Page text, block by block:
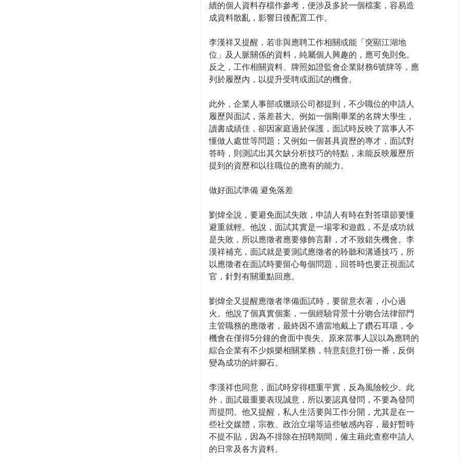
續的個人資料存檔作參考，便涉及多於一個檔案，容易造
成資料散亂，影響日後配置工作。
李漢祥又提醒，若非與應聘工作相關或能「突顯江湖地
位」及人脈關係的資料，純屬個人興趣的，應可免則免。
反之，工作相關資料、牌照如證監會企業財務6號牌等，應
列於履歷內，以提升受聘或面試的機會。
此外，企業人事部或獵頭公司都提到，不少職位的申請人
履歷與面試，落差甚大。例如一個剛畢業的名牌大學生，
讀書成績佳，卻因家庭過於保護，面試時反映了當事人不
懂做人處世等問題；又例如一個甚具資歷的專才，面試對
答時，則測試出其欠缺分析技巧的特點，未能反映履歷所
提到的資歷和以往職位的應有的能力。
做好面試準備 避免落差
劉煒全說，要避免面試失敗，申請人有時在對答環節要懂
避重就輕。他說，面試其實是一場零和遊戲，不是成功就
是失敗，所以應徵者應要修飾言辭，才不致錯失機會。李
漢祥補充，面試就是要測試應徵者的聆聽和溝通技巧，所
以應徵者在面試時要留心每個問題，回答時也要正視面試
官，針對有關重點回應。
劉煒全又提醒應徵者準備面試時，要留意衣著，小心過
火。他說了個真實個案，一個經驗背景十分吻合法律部門
主管職務的應徵者，最終因不適當地戴上了鑽石耳環，令
機會在僅得5分鐘的會面中喪失。原來當事人誤以為應聘的
綜合企業有不少娛樂相關業務，特意刻意打份一番，反倒
變為成功的絆腳石。
李漢祥也同意，面試時穿得穩重平實，反為風險較少。此
外，面試最重要表現誠意，所以要認真發問，不要為發問
而提問。他又提醒，私人生活要與工作分開，尤其是在一
些社交媒體，宗教、政治立場等這些敏感內容，最好暫時
不提不貼，因為不排除在招聘期間，僱主藉此查察申請人
的日常及各方資料。